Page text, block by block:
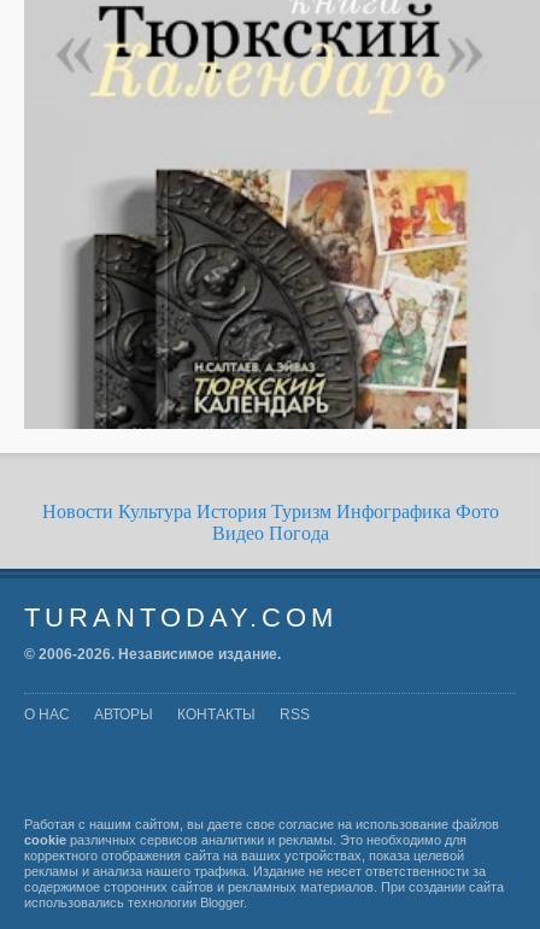
Новости Культура История Туризм Инфографика Фото
Видео Погода
TURANTODAY.COM
© 2006-2026. Независимое издание.
О НАС АВТОРЫ КОНТАКТЫ RSS
Работая с нашим сайтом, вы даете свое согласие на использование файлов
cookie различных сервисов аналитики и рекламы. Это необходимо для
корректного отображения сайта на ваших устройствах, показа целевой
рекламы и анализа нашего трафика. Издание не несет ответственности за
содержимое сторонних сайтов и рекламных материалов. При создании сайта
использовались технологии Blogger.